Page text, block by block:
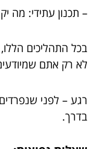
– תכנון עתידי: מה
בכל התהליכים
לא רק אתם
בדרך.